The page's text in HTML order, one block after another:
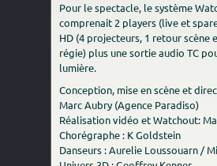
Pour le spectacle, le système
comprenait 2 players (live et
HD (4 projecteurs, 1 retour scène
régie) plus une sortie audio TC
lumière.
Conception, mise en scène et
Marc Aubry (Agence Paradiso)
Réalisation vidéo et Watchout:
Chorégraphe : K Goldstein
Danseurs : Aurelie Loussouarn /